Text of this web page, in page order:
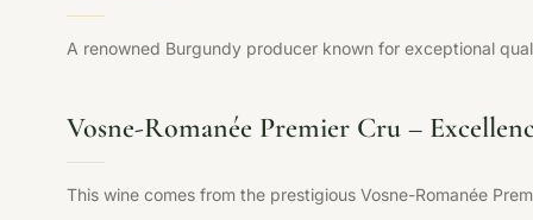
A renowned Burgundy producer known for exceptional
Vosne-Romanée Premier Cru –
This wine comes from the prestigious Vosne-Romanée